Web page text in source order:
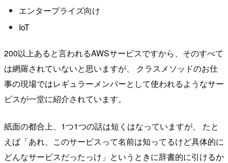
エンタープライズ向け
IoT
200以上あると言われるAWSサービスですから、そのすべて
は網羅されていないと思いますが、 クラスメソッドのお仕
事の現場ではレギュラーメンバーとして使われるようなサー
ビスが一堂に紹介されています。
紙面の都合上、1つ1つの話は短くはなっていますが、 たと
えば「あれ、このサービスって名前は知ってるけど具体的に
どんなサービスだったっけ」というときに辞書的に引けるか